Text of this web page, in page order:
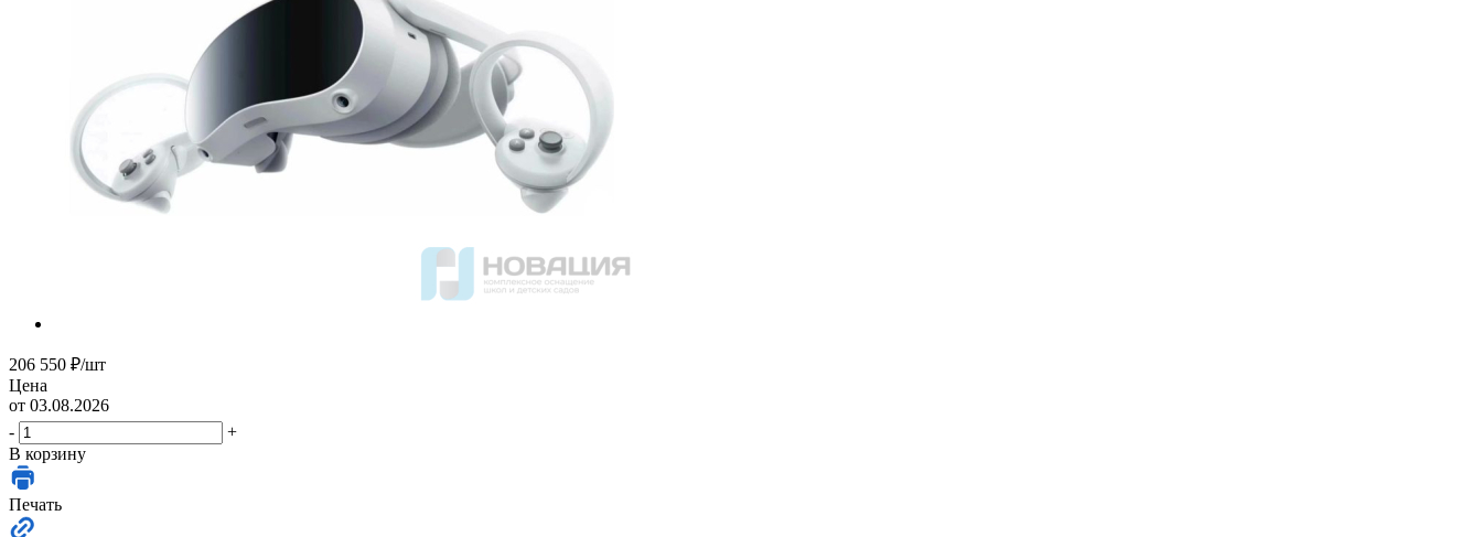
206 550 ₽/шт
Цена
от 03.08.2026
-
+
В корзину
Печать